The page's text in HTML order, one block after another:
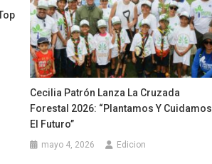
Cecilia Patrón Lanza La Cruzada
Forestal 2026: “Plantamos Y Cuidamos
El Futuro”
mayo 4, 2026 Edicion